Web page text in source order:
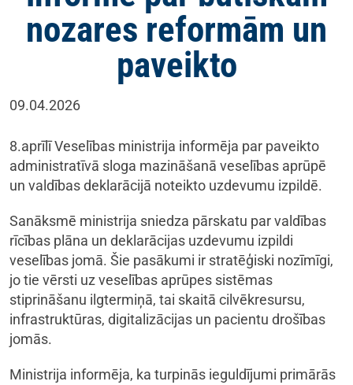
nozares reformām un
paveikto
09.04.2026
8.aprīlī Veselības ministrija informēja par paveikto
administratīvā sloga mazināšanā veselības aprūpē
un valdības deklarācijā noteikto uzdevumu izpildē.
Sanāksmē ministrija sniedza pārskatu par valdības
rīcības plāna un deklarācijas uzdevumu izpildi
veselības jomā. Šie pasākumi ir stratēģiski nozīmīgi,
jo tie vērsti uz veselības aprūpes sistēmas
stiprināšanu ilgtermiņā, tai skaitā cilvēkresursu,
infrastruktūras, digitalizācijas un pacientu drošības
jomās.
Ministrija informēja, ka turpinās ieguldījumi primārās